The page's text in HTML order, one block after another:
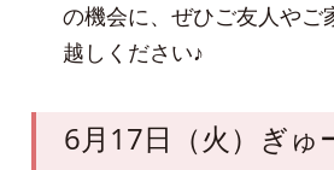
の機会に、ぜひご友人やご
越しください♪
6月17日（火）ぎゅ